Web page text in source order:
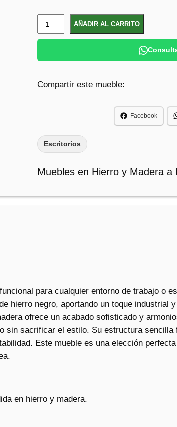
s
r
t
o
S
m
d
a
d
AÑADIR AL CARRITO
Compartir este mueble:
Facebook
Escritorios
Muebles en Hierro y Madera a
para cualquier entorno de trabajo o
hierro negro, aportando un toque industrial
ofrece un acabado sofisticado y
sin sacrificar el estilo. Su estructura sencilla
Este mueble es una elección
en hierro y madera.